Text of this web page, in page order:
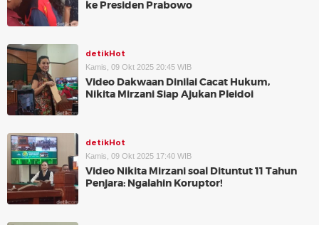
ke Presiden Prabowo
detikHot
Kamis, 09 Okt 2025 20:45 WIB
Video Dakwaan Dinilai Cacat Hukum,
Nikita Mirzani Siap Ajukan Pleidoi
detikHot
Kamis, 09 Okt 2025 17:40 WIB
Video Nikita Mirzani soal Dituntut 11 Tahun
Penjara: Ngalahin Koruptor!